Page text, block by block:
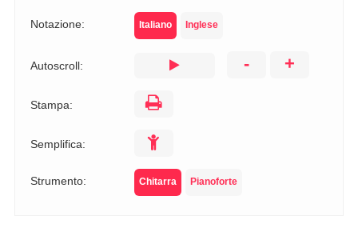
Notazione: Italiano Inglese
Autoscroll: - +
Stampa:
Semplifica:
Strumento: Chitarra Pianoforte